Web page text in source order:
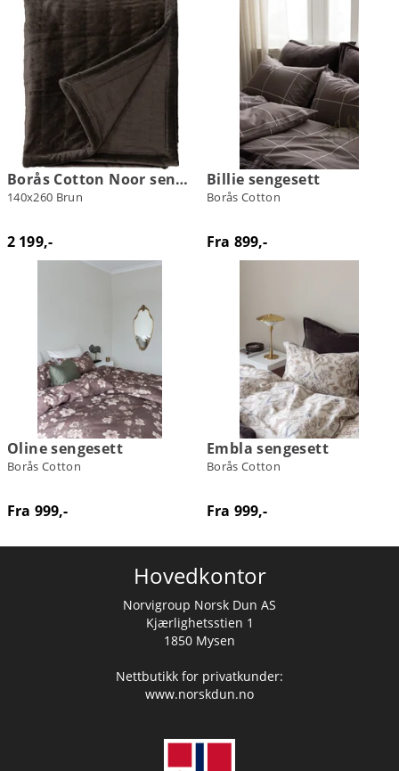
Borås Cotton Noor sengeteppe
140x260 Brun
2 199,-
Billie sengesett
Borås Cotton
Fra 899,-
Oline sengesett
Borås Cotton
Fra 999,-
Embla sengesett
Borås Cotton
Fra 999,-
Hovedkontor
Norvigroup Norsk Dun AS
Kjærlighetsstien 1
1850 Mysen
Nettbutikk for privatkunder:
www.norskdun.no